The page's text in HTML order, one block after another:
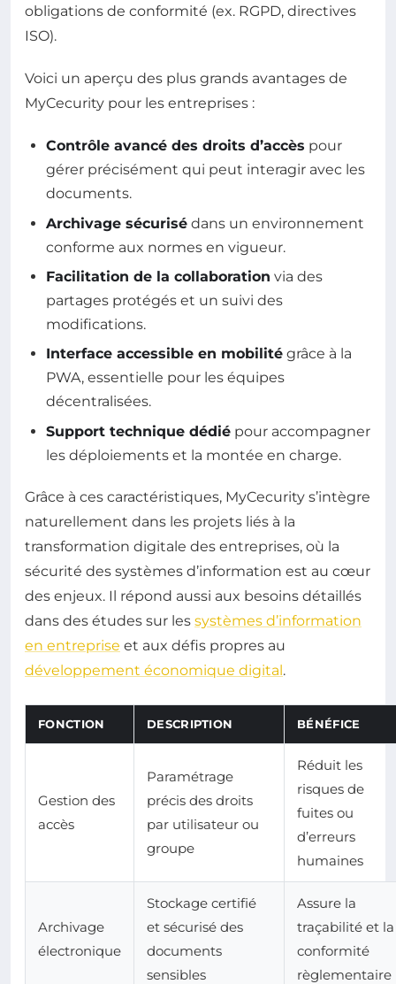
obligations de conformité (ex. RGPD, directives
ISO).
Voici un aperçu des plus grands avantages de
MyCecurity pour les entreprises :
Contrôle avancé des droits d’accès pour
gérer précisément qui peut interagir avec les
documents.
Archivage sécurisé dans un environnement
conforme aux normes en vigueur.
Facilitation de la collaboration via des
partages protégés et un suivi des
modifications.
Interface accessible en mobilité grâce à la
PWA, essentielle pour les équipes
décentralisées.
Support technique dédié pour accompagner
les déploiements et la montée en charge.
Grâce à ces caractéristiques, MyCecurity s’intègre
naturellement dans les projets liés à la
transformation digitale des entreprises, où la
sécurité des systèmes d’information est au cœur
des enjeux. Il répond aussi aux besoins détaillés
dans des études sur les systèmes d’information
en entreprise et aux défis propres au
développement économique digital.
FONCTION DESCRIPTION BÉNÉFICE
Gestion des
accès
Paramétrage
précis des droits
par utilisateur ou
groupe
Réduit les
risques de
fuites ou
d’erreurs
humaines
Archivage
électronique
Stockage certifié
et sécurisé des
documents
sensibles
Assure la
traçabilité et la
conformité
règlementaire